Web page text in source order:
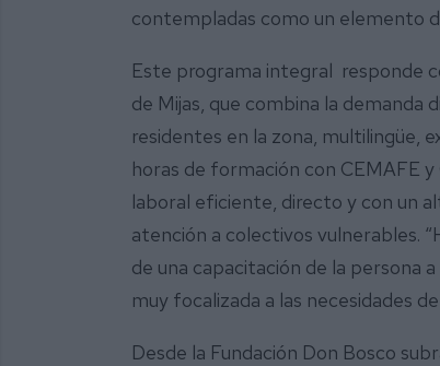
contempladas como un elemento
Este programa integral responde
de Mijas, que combina la
residentes en la zona, multilingüe,
horas de formación con CEMAFE
laboral eficiente, directo y con un
atención a colectivos vulnerables.
de una capacitación de la persona
muy focalizada a las necesidades
Desde la Fundación Don Bosco